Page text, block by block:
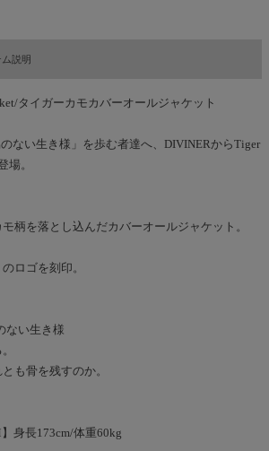
説明
タイガーカモカバーオールジャケット
のない生き様」を歩む者達へ、DIVINERからTiger
場。
柄を落とし込んだカバーオールジャケット。
ロゴを刻印。
ない生き様
も骨を残すのか。
身長173cm/体重60kg